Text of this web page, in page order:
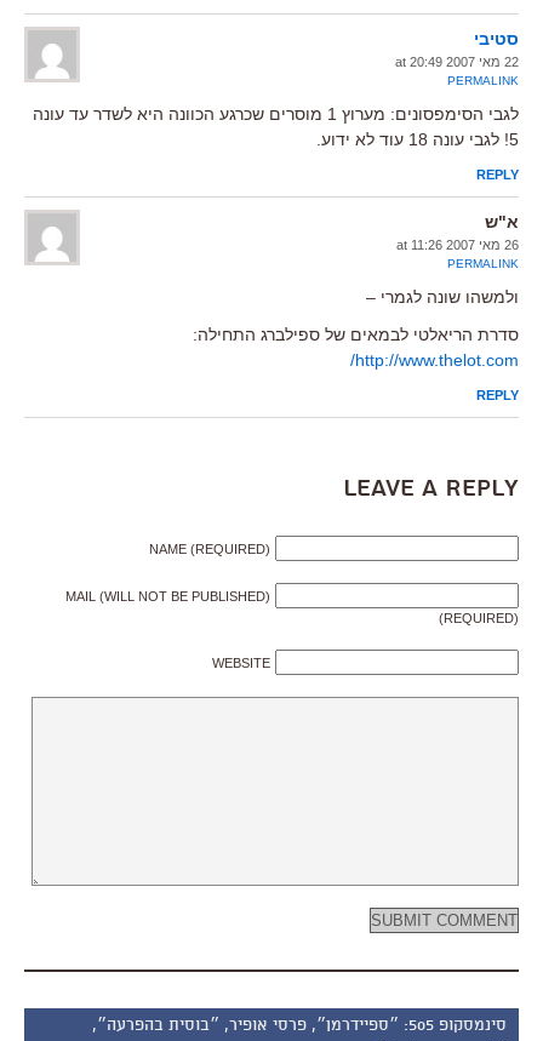
סטיבי
22 מאי 2007 at 20:49
PERMALINK
לגבי הסימפסונים: מערוץ 1 מוסרים שכרגע הכוונה היא לשדר עד עונה
5! לגבי עונה 18 עוד לא ידוע.
REPLY
א"ש
26 מאי 2007 at 11:26
PERMALINK
ולמשהו שונה לגמרי –
סדרת הריאלטי לבמאים של ספילברג התחילה:
http://www.thelot.com/
REPLY
Leave a Reply
NAME (REQUIRED)
MAIL (WILL NOT BE PUBLISHED)
(REQUIRED)
WEBSITE
סינמסקופ 505: ״ספיידרמן״, פרסי אופיר, ״בוסית בהפרעה״,